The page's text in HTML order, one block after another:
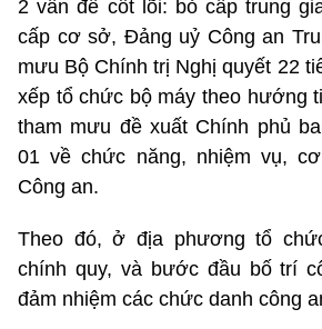
2 vấn đề cốt lõi: bỏ cấp trung
cấp cơ sở, Đảng uỷ Công an
mưu Bộ Chính trị Nghị quyết 22
xếp tổ chức bộ máy theo hướng
tham mưu đề xuất Chính phủ
01 về chức năng, nhiệm vụ,
Công an.
Theo đó, ở địa phương tổ
chính quy, và bước đầu bố trí
đảm nhiệm các chức danh công